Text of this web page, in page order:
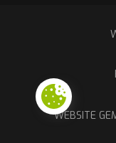
WEBSITE